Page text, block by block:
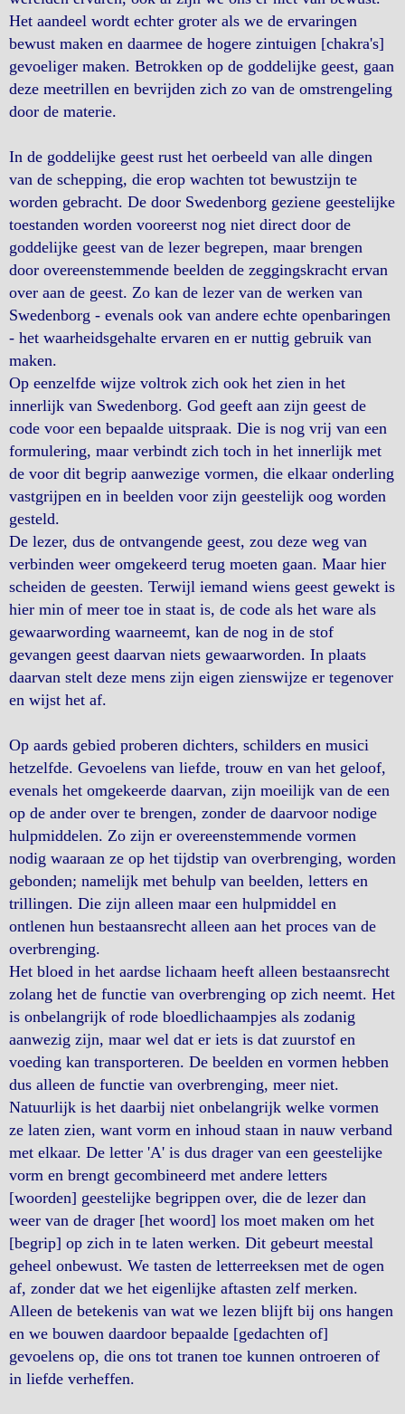
Het aandeel wordt echter groter als we de ervaringen
bewust maken en daarmee de hogere zintuigen [chakra's]
gevoeliger maken. Betrokken op de goddelijke geest, gaan
deze meetrillen en bevrijden zich zo van de omstrengeling
door de materie.
In de goddelijke geest rust het oerbeeld van alle dingen
van de schepping, die erop wachten tot bewustzijn te
worden gebracht. De door Swedenborg geziene geestelijke
toestanden worden vooreerst nog niet direct door de
goddelijke geest van de lezer begrepen, maar brengen
door overeenstemmende beelden de zeggingskracht ervan
over aan de geest. Zo kan de lezer van de werken van
Swedenborg - evenals ook van andere echte openbaringen
- het waarheidsgehalte ervaren en er nuttig gebruik van
maken.
Op eenzelfde wijze voltrok zich ook het zien in het
innerlijk van Swedenborg. God geeft aan zijn geest de
code voor een bepaalde uitspraak. Die is nog vrij van een
formulering, maar verbindt zich toch in het innerlijk met
de voor dit begrip aanwezige vormen, die elkaar onderling
vastgrijpen en in beelden voor zijn geestelijk oog worden
gesteld.
De lezer, dus de ontvangende geest, zou deze weg van
verbinden weer omgekeerd terug moeten gaan. Maar hier
scheiden de geesten. Terwijl iemand wiens geest gewekt is
hier min of meer toe in staat is, de code als het ware als
gewaarwording waarneemt, kan de nog in de stof
gevangen geest daarvan niets gewaarworden. In plaats
daarvan stelt deze mens zijn eigen zienswijze er tegenover
en wijst het af.
Op aards gebied proberen dichters, schilders en musici
hetzelfde. Gevoelens van liefde, trouw en van het geloof,
evenals het omgekeerde daarvan, zijn moeilijk van de een
op de ander over te brengen, zonder de daarvoor nodige
hulpmiddelen. Zo zijn er overeenstemmende vormen
nodig waaraan ze op het tijdstip van overbrenging, worden
gebonden; namelijk met behulp van beelden, letters en
trillingen. Die zijn alleen maar een hulpmiddel en
ontlenen hun bestaansrecht alleen aan het proces van de
overbrenging.
Het bloed in het aardse lichaam heeft alleen bestaansrecht
zolang het de functie van overbrenging op zich neemt. Het
is onbelangrijk of rode bloedlichaampjes als zodanig
aanwezig zijn, maar wel dat er iets is dat zuurstof en
voeding kan transporteren. De beelden en vormen hebben
dus alleen de functie van overbrenging, meer niet.
Natuurlijk is het daarbij niet onbelangrijk welke vormen
ze laten zien, want vorm en inhoud staan in nauw verband
met elkaar. De letter 'A' is dus drager van een geestelijke
vorm en brengt gecombineerd met andere letters
[woorden] geestelijke begrippen over, die de lezer dan
weer van de drager [het woord] los moet maken om het
[begrip] op zich in te laten werken. Dit gebeurt meestal
geheel onbewust. We tasten de letterreeksen met de ogen
af, zonder dat we het eigenlijke aftasten zelf merken.
Alleen de betekenis van wat we lezen blijft bij ons hangen
en we bouwen daardoor bepaalde [gedachten of]
gevoelens op, die ons tot tranen toe kunnen ontroeren of
in liefde verheffen.